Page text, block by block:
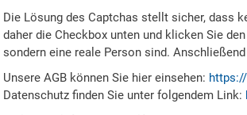
Die Lösung des Captchas stellt sicher, dass
daher die Checkbox unten und klicken Sie
sondern eine reale Person sind.
Unsere AGB können Sie hier einsehen:
Datenschutz finden Sie unter folgendem Link: